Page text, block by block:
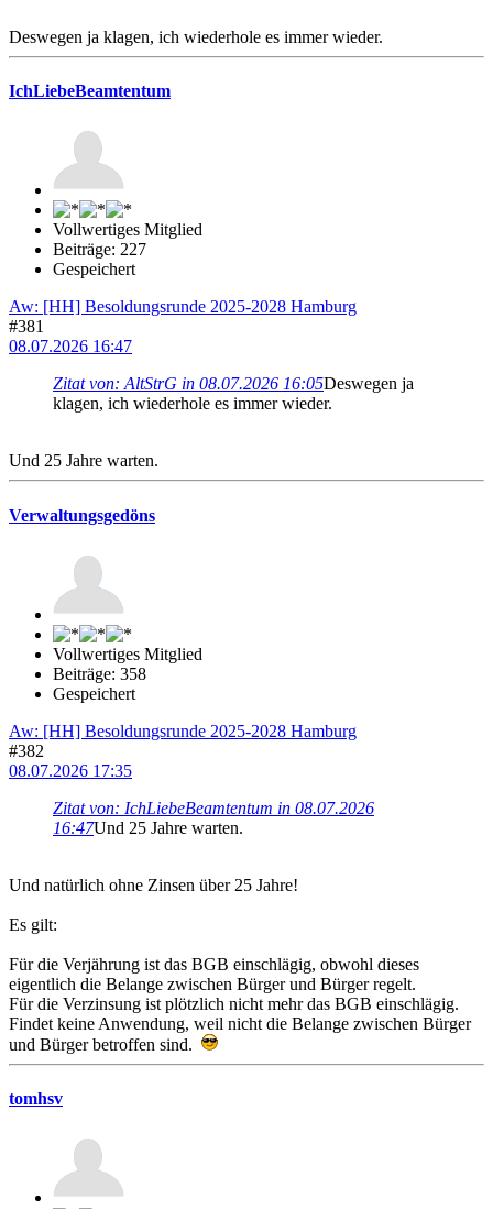
Deswegen ja klagen, ich wiederhole es immer wieder.
IchLiebeBeamtentum
Vollwertiges Mitglied
Beiträge: 227
Gespeichert
Aw: [HH] Besoldungsrunde 2025-2028 Hamburg
#381
08.07.2026 16:47
Zitat von: AltStrG in 08.07.2026 16:05Deswegen ja
klagen, ich wiederhole es immer wieder.
Und 25 Jahre warten.
Verwaltungsgedöns
Vollwertiges Mitglied
Beiträge: 358
Gespeichert
Aw: [HH] Besoldungsrunde 2025-2028 Hamburg
#382
08.07.2026 17:35
Zitat von: IchLiebeBeamtentum in 08.07.2026
16:47Und 25 Jahre warten.
Und natürlich ohne Zinsen über 25 Jahre!
Es gilt:
Für die Verjährung ist das BGB einschlägig, obwohl dieses
eigentlich die Belange zwischen Bürger und Bürger regelt.
Für die Verzinsung ist plötzlich nicht mehr das BGB einschlägig.
Findet keine Anwendung, weil nicht die Belange zwischen Bürger
und Bürger betroffen sind.
tomhsv